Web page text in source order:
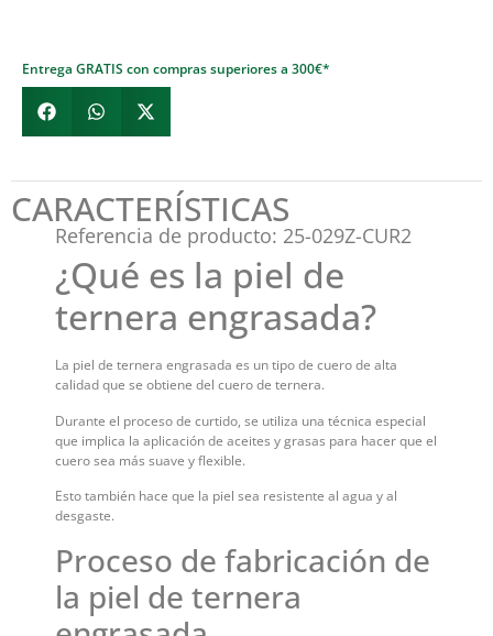
Entrega GRATIS con compras superiores a 300€*
CARACTERÍSTICAS
Referencia de producto: 25-029Z-CUR2
¿Qué es la piel de
ternera engrasada?
La piel de ternera engrasada es un tipo de cuero de alta
calidad que se obtiene del cuero de ternera.
Durante el proceso de curtido, se utiliza una técnica especial
que implica la aplicación de aceites y grasas para hacer que el
cuero sea más suave y flexible.
Esto también hace que la piel sea resistente al agua y al
desgaste.
Proceso de fabricación de
la piel de ternera